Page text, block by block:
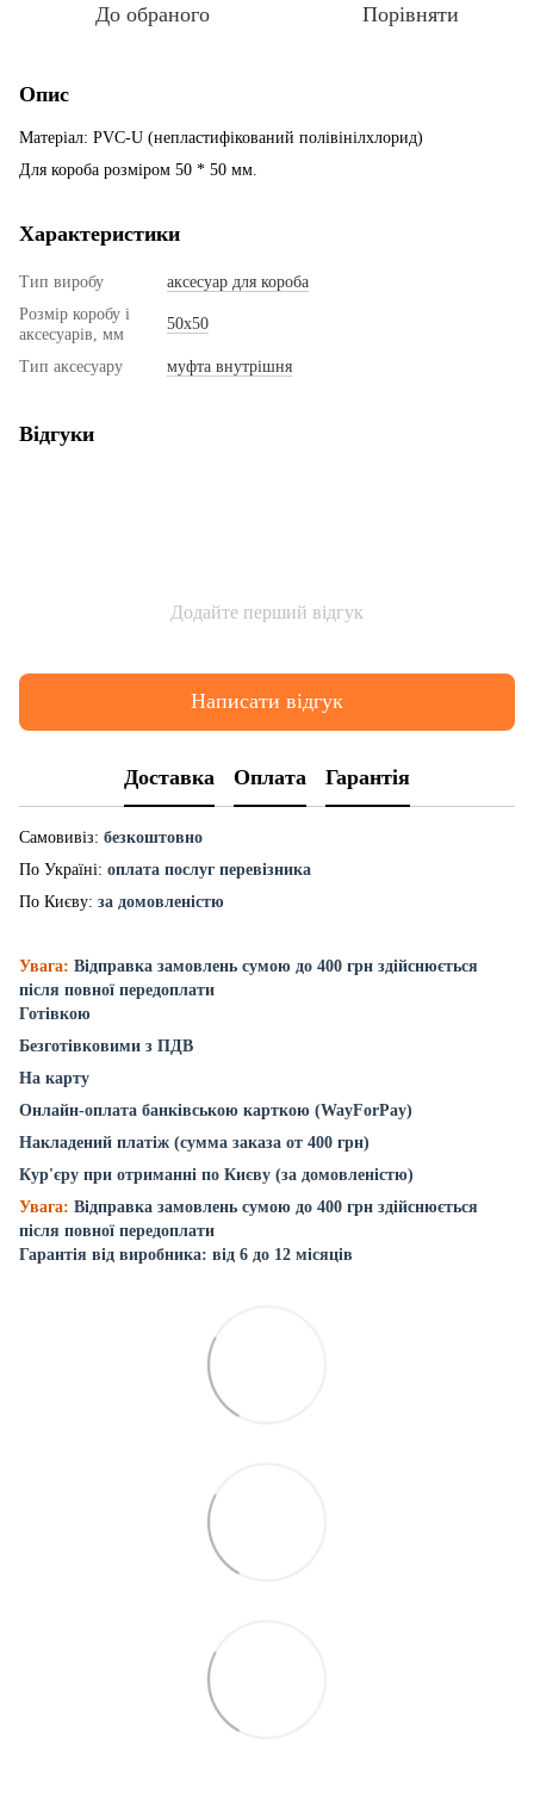
До обраного Порівняти
Опис
Матеріал: PVC-U (непластифікований полівінілхлорид)
Для короба розміром 50 * 50 мм.
Характеристики
Тип виробу
аксесуар для короба
Розмір коробу і
аксесуарів, мм
50х50
Тип аксесуару муфта внутрішня
Відгуки
Додайте перший відгук
Написати відгук
Доставка Оплата Гарантія
Самовивіз: безкоштовно
По Україні: оплата послуг перевізника
По Києву: за домовленістю
Увага: Відправка замовлень сумою до 400 грн здійснюється
після повної передоплати
Готівкою
Безготівковими з ПДВ
На карту
Онлайн-оплата банківською карткою (WayForPay)
Накладений платіж (сумма заказа от 400 грн)
Кур'єру при отриманні по Києву (за домовленістю)
Увага: Відправка замовлень сумою до 400 грн здійснюється
після повної передоплати
Гарантія від виробника: від 6 до 12 місяців